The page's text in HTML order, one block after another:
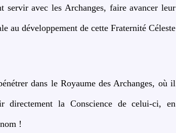
avec les Archanges, faire avancer leur
au développement de cette Fraternité Céleste
dans le Royaume des Archanges, où il
directement la Conscience de celui-ci, en
!